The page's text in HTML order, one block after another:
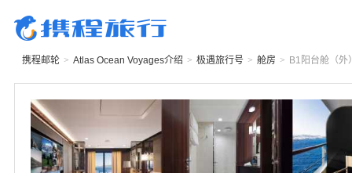
携程邮轮 > Atlas Ocean Voyages介绍 > 极遇旅行号 > 舱房 > B1 阳台舱（外